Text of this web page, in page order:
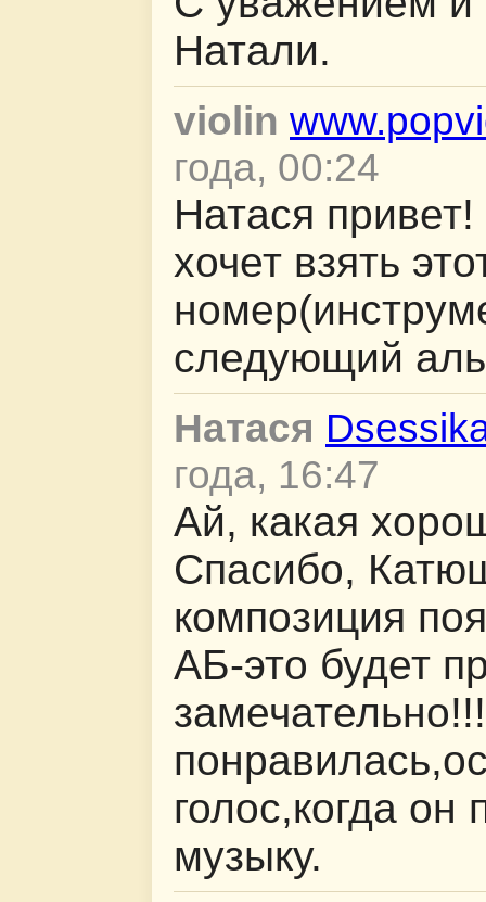
Натали.
violin
года, 00:24
Натася
хочет взять
следующий
Натася
года, 16:47
Ай, какая
Спасибо,
композиция
АБ-это будет
голос,когда он
музыку.